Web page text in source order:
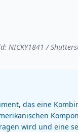
NICKY1841 /
das eine
wird und eine